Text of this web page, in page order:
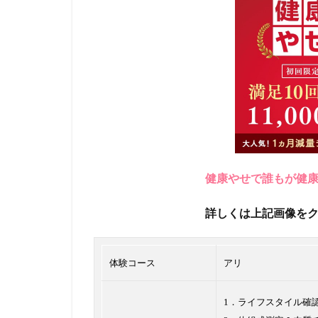
健康やせで誰もが健
詳しくは上記画像を
体験コース アリ
1．ライフスタイル確